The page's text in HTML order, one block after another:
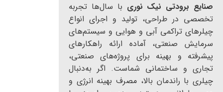
صنایع برودتی نیک نوری با سال‌ها تجربه
تخصصی در طراحی، تولید و اجرای انواع
چیلرهای تراکمی آبی و هوایی و سیستم‌های
سرمایش صنعتی، آماده ارائه راهکارهای
پیشرفته و بهینه برای پروژه‌های صنعتی،
تجاری و ساختمانی شماست. اگر به‌دنبال
چیلری با راندمان بالا، مصرف بهینه انرژی و